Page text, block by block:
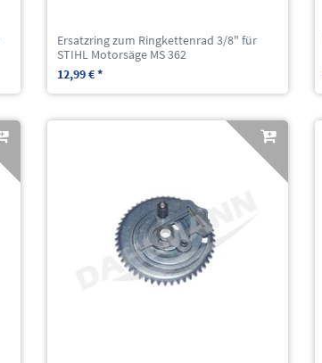
Ersatzring zum Ringkettenrad 3/8" für
STIHL Motorsäge MS 362
12,99 € *